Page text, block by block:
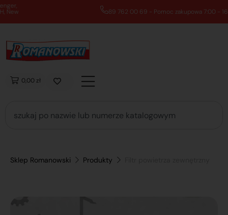
89 762 00 69 - Pomoc zakupowa 7:00 - 16:00
0,00 zł
Sklep Romanowski Produkty